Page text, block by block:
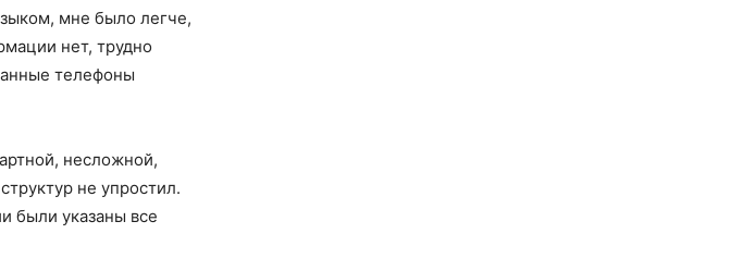
мне было легче,
нет, трудно
телефоны
несложной,
не упростил.
были указаны все